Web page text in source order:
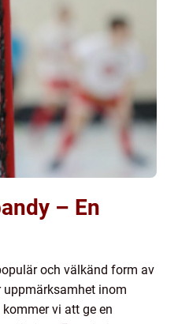
– En
och välkänd form av
inom
vi att ge en